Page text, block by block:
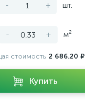
- + шт.
- + м²
стоимость 2 686.20 ₽
Купить